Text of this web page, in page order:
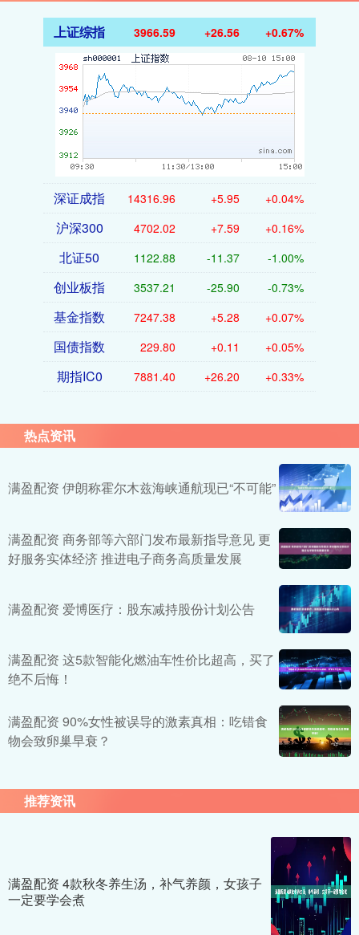
上证综指 3966.59 +26.56 +0.67%
深证成指 14316.96 +5.95 +0.04%
沪深300 4702.02 +7.59 +0.16%
北证50 1122.88 -11.37 -1.00%
创业板指 3537.21 -25.90 -0.73%
基金指数 7247.38 +5.28 +0.07%
国债指数 229.80 +0.11 +0.05%
期指IC0 7881.40 +26.20 +0.33%
热点资讯
满盈配资 伊朗称霍尔木兹海峡通航现已“不可能”
满盈配资 商务部等六部门发布最新指导意见 更
好服务实体经济 推进电子商务高质量发展
满盈配资 爱博医疗：股东减持股份计划公告
满盈配资 这5款智能化燃油车性价比超高，买了
绝不后悔！
满盈配资 90%女性被误导的激素真相：吃错食
物会致卵巢早衰？
推荐资讯
满盈配资 4款秋冬养生汤，补气养颜，女孩子
一定要学会煮